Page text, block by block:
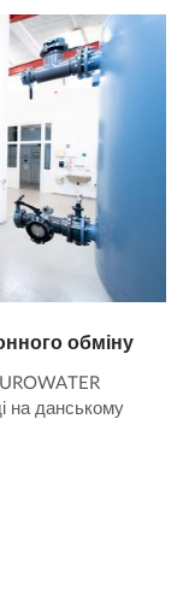
обміну
на данському